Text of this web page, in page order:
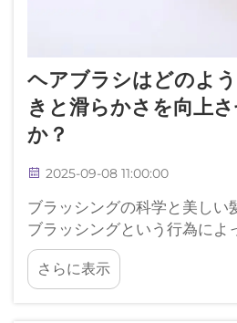
ヘアブラシはどのよ
きと滑らかさを向上
か？
2025-09-08 11:00:00
ブラッシングの科学と美しい
ブラッシングという行為によ
力な髪から、光沢がありなめ
せることが可能です。高品質
イリングツール以上の存在で
さらに表示